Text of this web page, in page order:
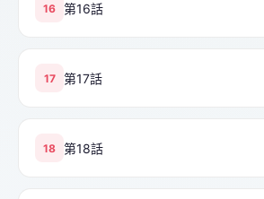
16 第16話
17 第17話
18 第18話